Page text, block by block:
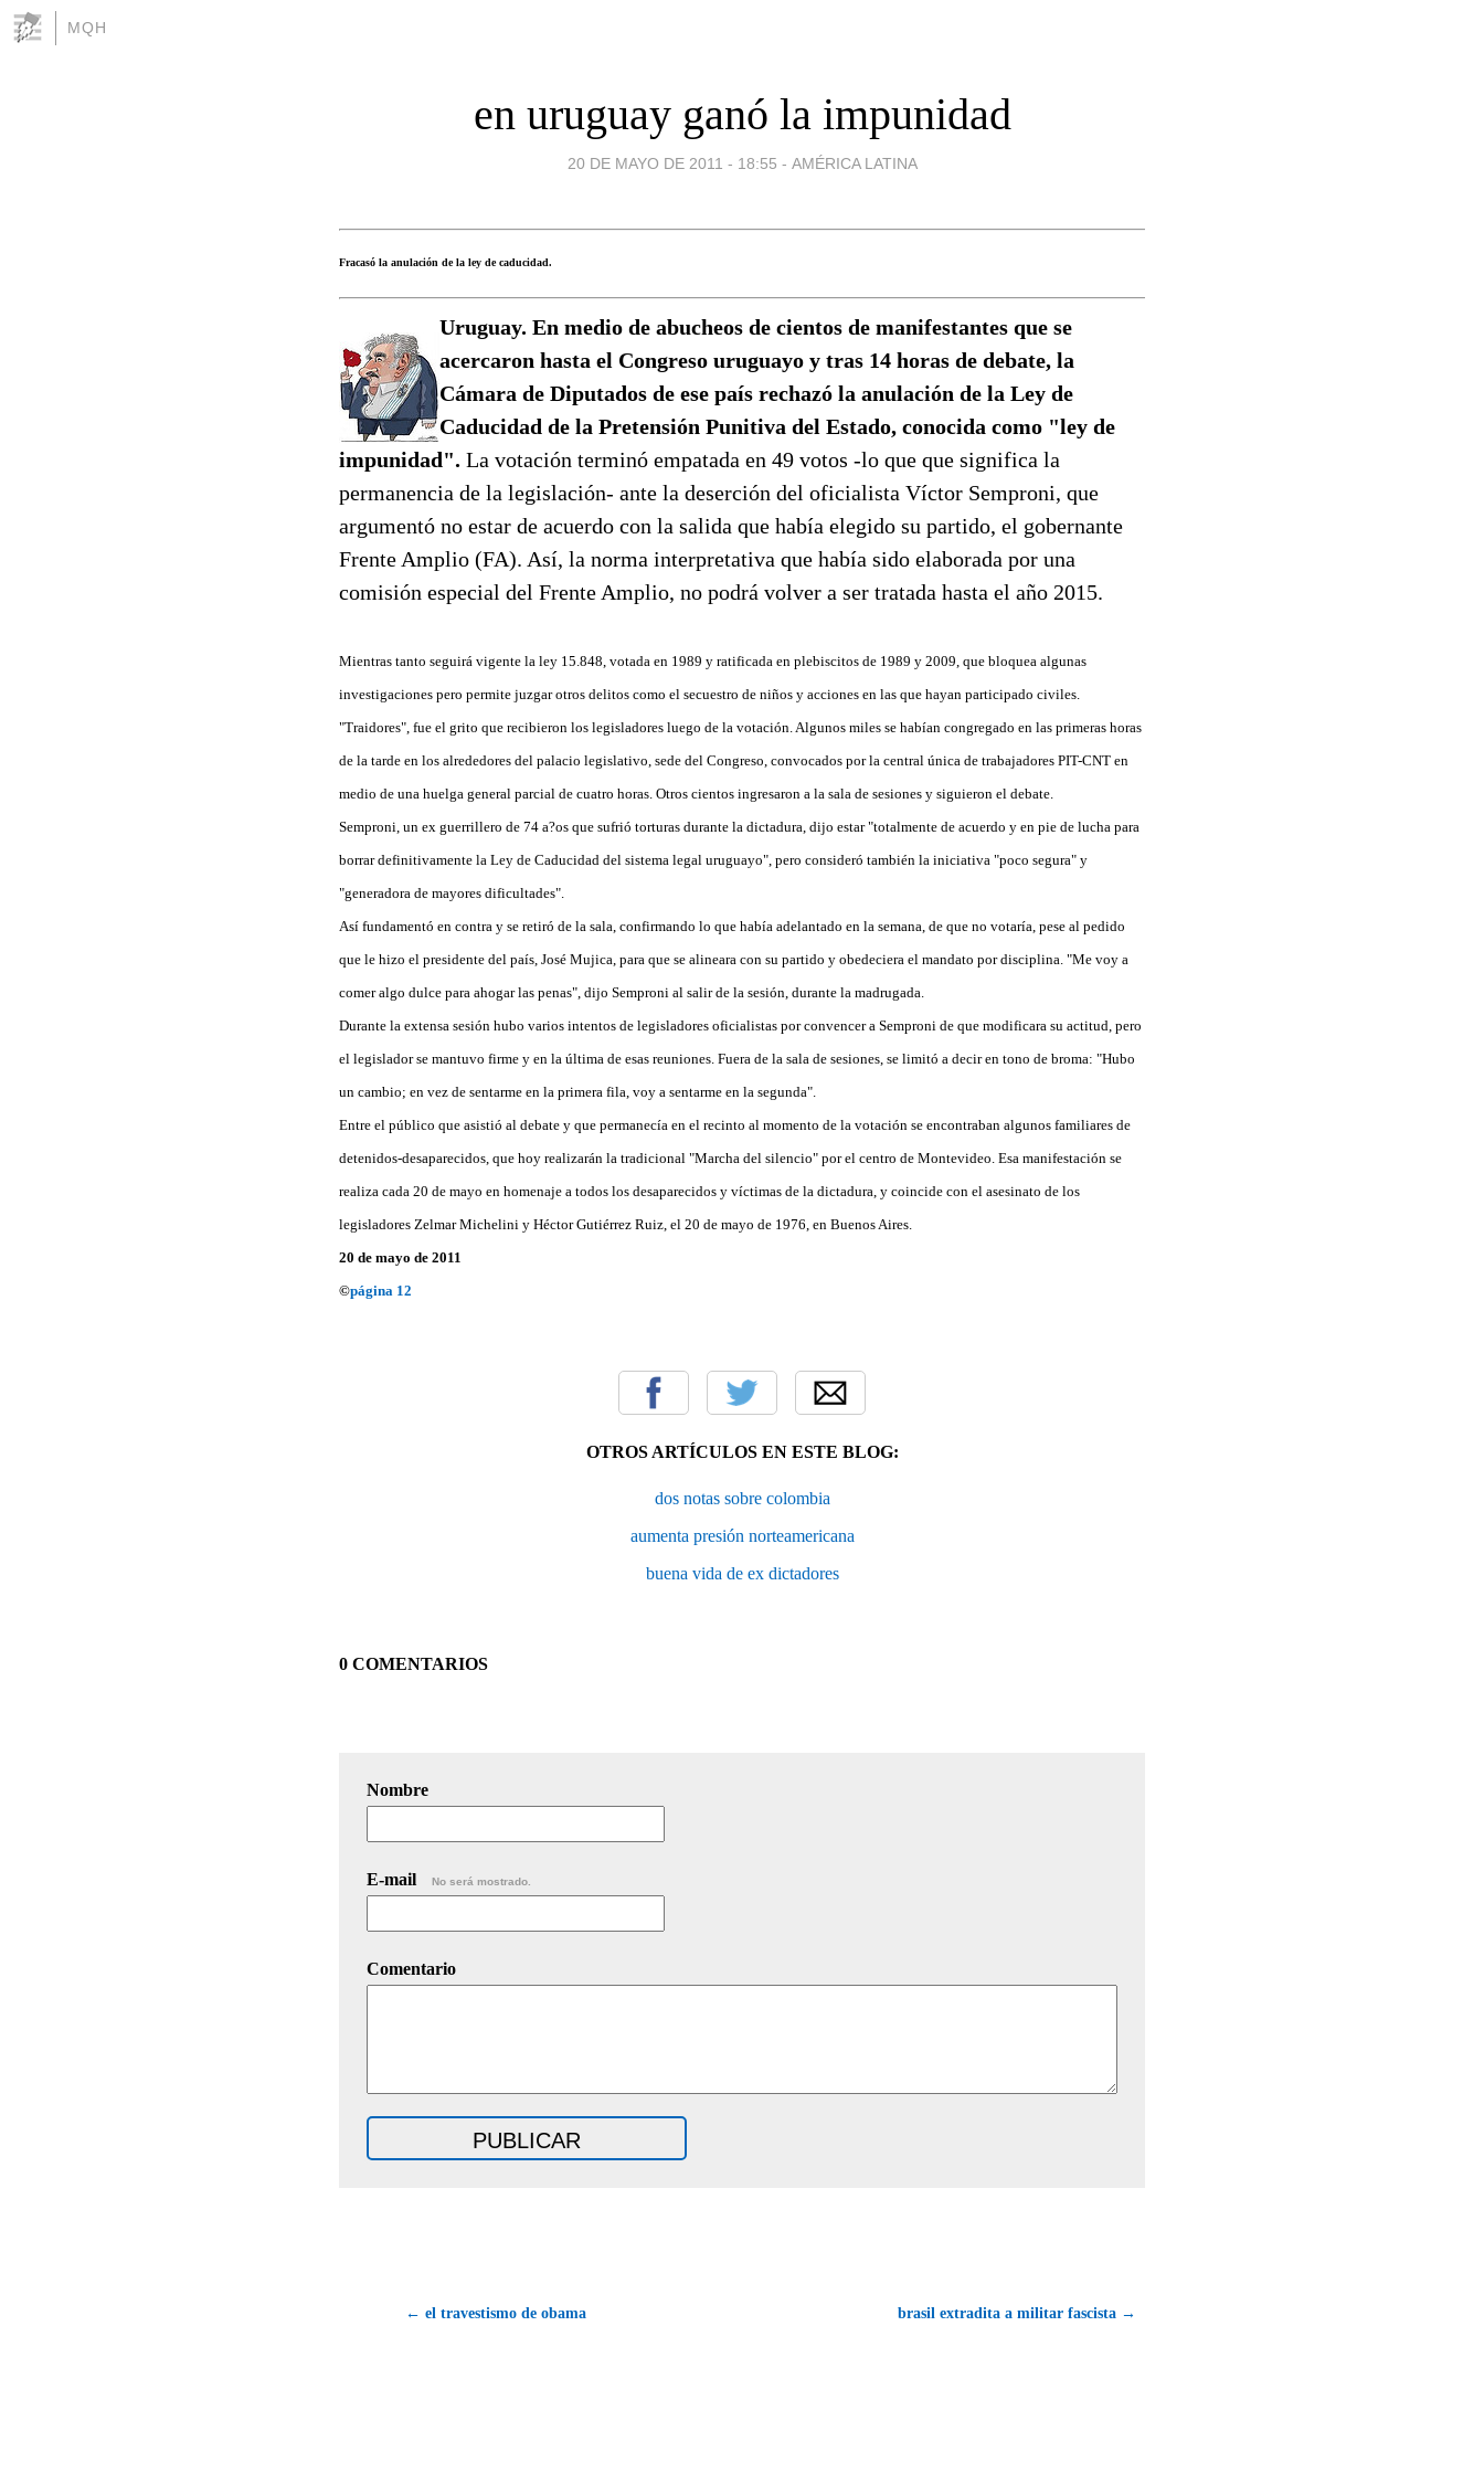
MQH
en uruguay ganó la impunidad
20 DE MAYO DE 2011 - 18:55 - AMÉRICA LATINA
Fracasó la anulación de la ley de caducidad.
Uruguay. En medio de abucheos de cientos de manifestantes que se
acercaron hasta el Congreso uruguayo y tras 14 horas de debate, la
Cámara de Diputados de ese país rechazó la anulación de la Ley de
Caducidad de la Pretensión Punitiva del Estado, conocida como "ley de
impunidad". La votación terminó empatada en 49 votos -lo que que significa la
permanencia de la legislación- ante la deserción del oficialista Víctor Semproni, que
argumentó no estar de acuerdo con la salida que había elegido su partido, el gobernante
Frente Amplio (FA). Así, la norma interpretativa que había sido elaborada por una
comisión especial del Frente Amplio, no podrá volver a ser tratada hasta el año 2015.
Mientras tanto seguirá vigente la ley 15.848, votada en 1989 y ratificada en plebiscitos de 1989 y 2009, que bloquea algunas
investigaciones pero permite juzgar otros delitos como el secuestro de niños y acciones en las que hayan participado civiles.
"Traidores", fue el grito que recibieron los legisladores luego de la votación. Algunos miles se habían congregado en las primeras horas
de la tarde en los alrededores del palacio legislativo, sede del Congreso, convocados por la central única de trabajadores PIT-CNT en
medio de una huelga general parcial de cuatro horas. Otros cientos ingresaron a la sala de sesiones y siguieron el debate.
Semproni, un ex guerrillero de 74 a?os que sufrió torturas durante la dictadura, dijo estar "totalmente de acuerdo y en pie de lucha para
borrar definitivamente la Ley de Caducidad del sistema legal uruguayo", pero consideró también la iniciativa "poco segura" y
"generadora de mayores dificultades".
Así fundamentó en contra y se retiró de la sala, confirmando lo que había adelantado en la semana, de que no votaría, pese al pedido
que le hizo el presidente del país, José Mujica, para que se alineara con su partido y obedeciera el mandato por disciplina. "Me voy a
comer algo dulce para ahogar las penas", dijo Semproni al salir de la sesión, durante la madrugada.
Durante la extensa sesión hubo varios intentos de legisladores oficialistas por convencer a Semproni de que modificara su actitud, pero
el legislador se mantuvo firme y en la última de esas reuniones. Fuera de la sala de sesiones, se limitó a decir en tono de broma: "Hubo
un cambio; en vez de sentarme en la primera fila, voy a sentarme en la segunda".
Entre el público que asistió al debate y que permanecía en el recinto al momento de la votación se encontraban algunos familiares de
detenidos-desaparecidos, que hoy realizarán la tradicional "Marcha del silencio" por el centro de Montevideo. Esa manifestación se
realiza cada 20 de mayo en homenaje a todos los desaparecidos y víctimas de la dictadura, y coincide con el asesinato de los
legisladores Zelmar Michelini y Héctor Gutiérrez Ruiz, el 20 de mayo de 1976, en Buenos Aires.
20 de mayo de 2011
©página 12
OTROS ARTÍCULOS EN ESTE BLOG:
dos notas sobre colombia
aumenta presión norteamericana
buena vida de ex dictadores
0 COMENTARIOS
Nombre
E-mail No será mostrado.
Comentario
← el travestismo de obama brasil extradita a militar fascista →